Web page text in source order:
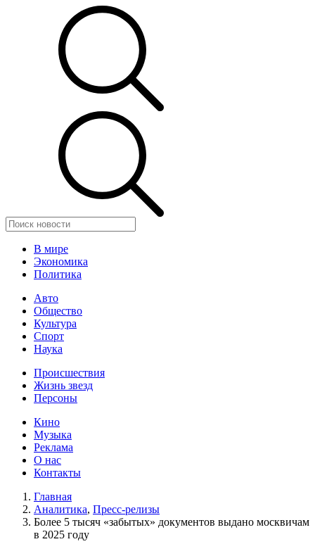
В мире
Экономика
Политика
Авто
Общество
Культура
Спорт
Наука
Происшествия
Жизнь звезд
Персоны
Кино
Музыка
Реклама
О нас
Контакты
Главная
Аналитика, Пресс-релизы
Более 5 тысяч «забытых» документов выдано москвичам
в 2025 году